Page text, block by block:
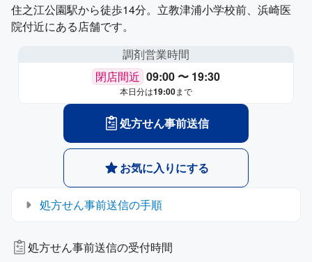
住之江公園駅から徒歩14分。立教津浦小学校前、浜崎医
院付近にある店舗です。
調剤営業時間
閉店間近 09:00 〜 19:30
本日分は19:00まで
処方せん事前送信
お気に入りにする
処方せん事前送信の手順
処方せん事前送信の受付時間